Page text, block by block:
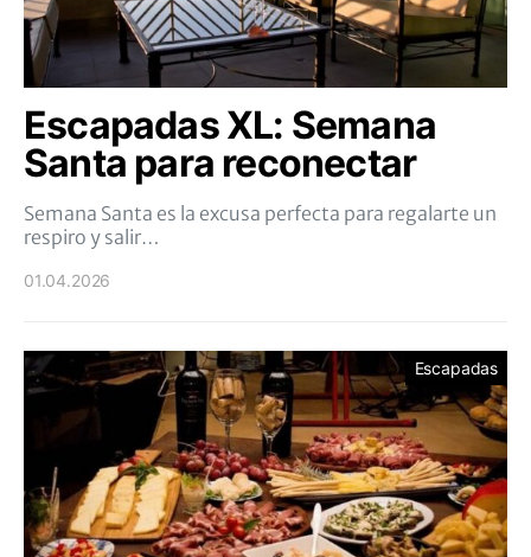
Escapadas XL: Semana
Santa para reconectar
Semana Santa es la excusa perfecta para regalarte un
respiro y salir…
01.04.2026
Escapadas